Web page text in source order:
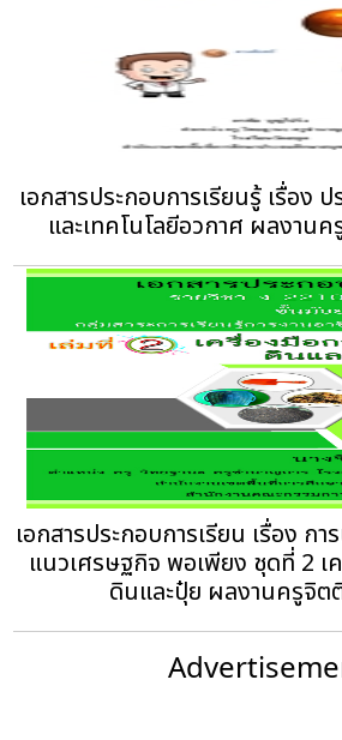
เอกสารประกอบการเรียนรู้ เรื่อง
และเทคโนโลยีอวกาศ ผลงาน
เอกสารประกอบการเรียน เรื่อง
แนวเศรษฐกิจ พอเพียง ชุดที่ 2 เ
ดินและปุ๋ย ผลงานครูจิต